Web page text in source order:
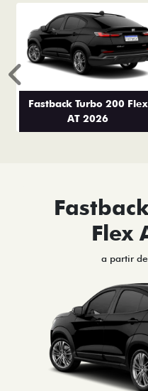
Fastback Turbo 200 Flex
AT 2026
Anterior
Flex
a partir